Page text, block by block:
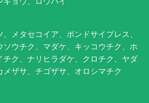
メタセコイア、ポンドサイプレス、
ソウチク、マダケ、キッコウチク、ホ
チク、ナリヒラダケ、クロチク、ヤダ
ザサ、チゴザサ、オロシマチク